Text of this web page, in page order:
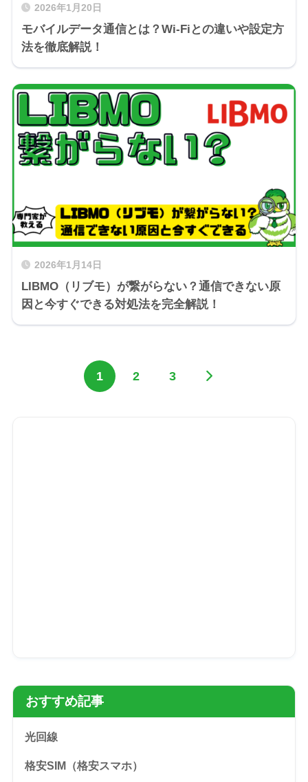
2026年1月20日
モバイルデータ通信とは？Wi-Fiとの違いや設定方
法を徹底解説！
2026年1月14日
LIBMO（リブモ）が繋がらない？通信できない原
因と今すぐできる対処法を完全解説！
1 2 3
おすすめ記事
光回線
格安SIM（格安スマホ）